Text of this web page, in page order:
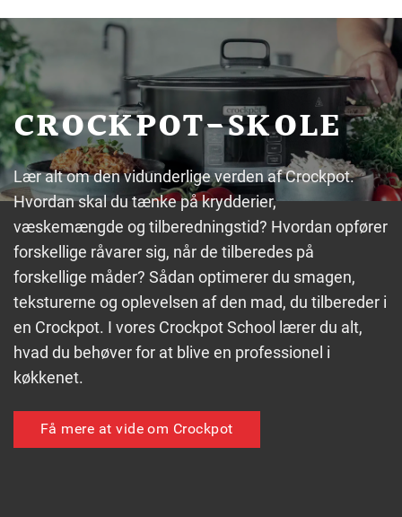
CROCKPOT-SKOLE
Lær alt om den vidunderlige verden af Crockpot.
Hvordan skal du tænke på krydderier,
væskemængde og tilberedningstid? Hvordan opfører
forskellige råvarer sig, når de tilberedes på
forskellige måder? Sådan optimerer du smagen,
teksturerne og oplevelsen af den mad, du tilbereder i
en Crockpot. I vores Crockpot School lærer du alt,
hvad du behøver for at blive en professionel i
køkkenet.
Få mere at vide om Crockpot